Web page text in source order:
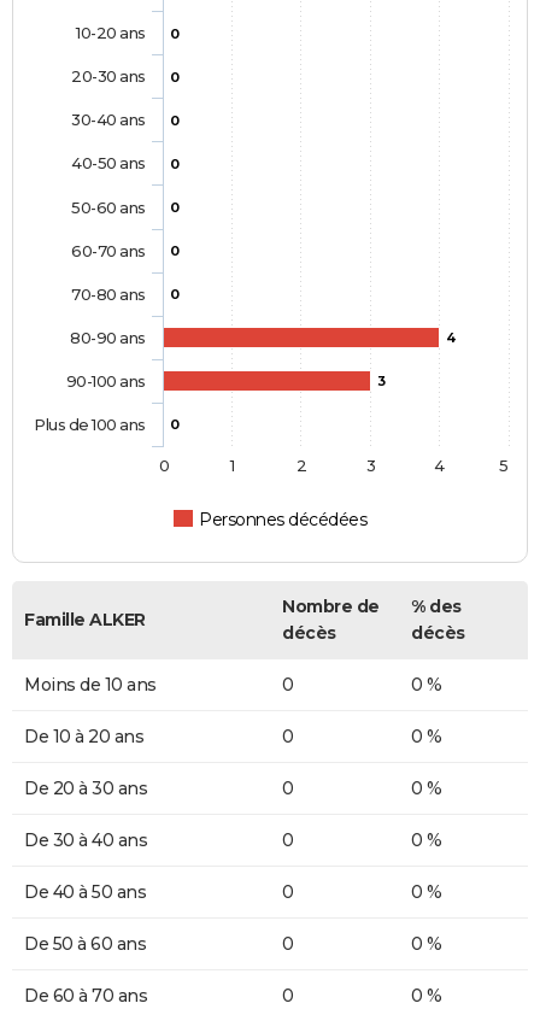
0
0
0
0
0
0
0
4
3
0
Personnes décédées
10-20 ans
20-30 ans
30-40 ans
40-50 ans
50-60 ans
60-70 ans
70-80 ans
80-90 ans
90-100 ans
Plus de 100 ans
0 1 2 3 4 5
Famille ALKER
Nombre de
décès
% des
décès
Moins de 10 ans 0 0 %
De 10 à 20 ans 0 0 %
De 20 à 30 ans 0 0 %
De 30 à 40 ans 0 0 %
De 40 à 50 ans 0 0 %
De 50 à 60 ans 0 0 %
De 60 à 70 ans 0 0 %